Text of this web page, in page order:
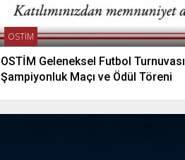
OSTİM
OSTİM Geleneksel Futbol Turnuvası
Şampiyonluk Maçı ve Ödül Töreni